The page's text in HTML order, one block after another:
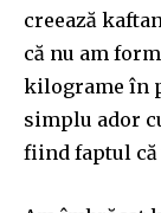
creează
că nu am
kilograme în
simplu ador
fiind faptul